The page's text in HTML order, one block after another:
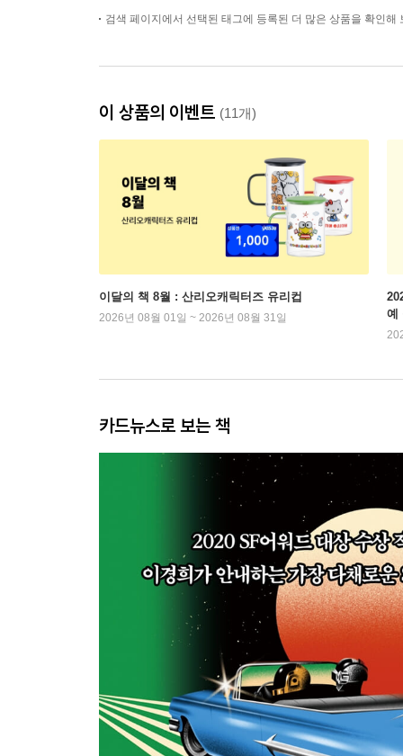
검색 페이지에서 선택된 태그에 등록된 더 많은 상품을 확인해
이 상품의 이벤트 (11개)
이달의 책 8월 : 산리오캐릭터즈 유리컵
2026년 08월 01일 ~ 2026년 08월 31일
예
카드뉴스로 보는 책